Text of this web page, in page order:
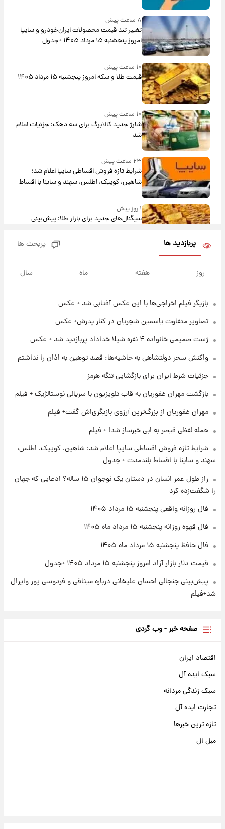
۸ ساعت پیش
تغییر تند قیمت محصولات ایران‌خودرو و سایپا
امروز پنجشنبه ۱۵ مرداد ۱۴۰۵ +جدول
۱۰ ساعت پیش
قیمت طلا و سکه امروز پنجشنبه ۱۵ مرداد ۱۴۰۵
۱۰ ساعت پیش
شارژ جدید کالابرگ برای سه دهک؛ جزئیات اعلام
شد
۲۳ ساعت پیش
شرایط تازه فروش اقساطی سایپا اعلام شد؛
شاهین، کوییک، اطلس، سهند و ساینا با اقساط
بلندمدت + جدول
۱ روز پیش
سیگنال‌های جدید برای بازار طلا؛ پیش‌بینی
۱۷ ساعت پیش
فال روزانه واقعی پنجشنبه ۱۵ مرداد ۱۴۰۵
۱ روز پیش
+ جدول
۱ روز پیش
آغاز طرح جدید فروش مشارکت در تولید سایپا؛
نام خودرو، مبلغ پیش پرداخت و زمان تحویل |
سود مشارکت چند درصد است؟
پربازدید ها پربحث ها
روز هفته ماه سال
بازیگر فیلم اخراجی‌ها با این عکس آفتابی شد + عکس
تصاویر متفاوت یاسمین شجریان در کنار پدرش+ عکس
ژست صمیمی خانواده ۴ نفره شیلا خداداد پربازدید شد + عکس
واکنش سحر دولتشاهی به حاشیه‌ها: قصد توهین به اذان را نداشتم
جزئیات شرط ایران برای بازگشایی تنگه هرمز
بازگشت مهران غفوریان به قاب تلویزیون با سریالی نوستالژیک + فیلم
مهران غفوریان از بزرگ‌ترین آرزوی بازیگری‌اش گفت+ فیلم
حمله لفظی قیصر به ابی خبرساز شد! + فیلم
شرایط تازه فروش اقساطی سایپا اعلام شد؛ شاهین، کوییک، اطلس،
سهند و ساینا با اقساط بلندمدت + جدول
راز طول عمر انسان در دستان یک نوجوان ۱۵ ساله؟ ادعایی که جهان
را شگفت‌زده کرد
فال روزانه واقعی پنجشنبه ۱۵ مرداد ۱۴۰۵
فال قهوه روزانه پنجشنبه ۱۵ مرداد ماه ۱۴۰۵
فال حافظ پنجشنبه ۱۵ مرداد ماه ۱۴۰۵
قیمت دلار بازار آزاد امروز پنجشنبه ۱۵ مرداد ۱۴۰۵ +جدول
پیش‌بینی جنجالی احسان علیخانی درباره میثاقی و فردوسی پور وایرال
شد+فیلم
صفحه خبر - وب گردی
اقتصاد ایران
سبک ایده آل
سبک زندگی مردانه
تجارت ایده آل
تازه ترین خبرها
مبل ال